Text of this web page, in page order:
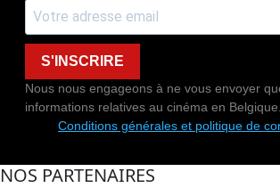
S'INSCRIRE
Nous nous engageons à ne vous envoyer
informations relatives au cinéma en Belgique.
Conditions générales et politique de
NOS PARTENAIRES